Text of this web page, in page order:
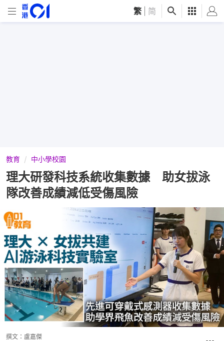
繁 简
教育 中小學校園
理大研發科技系統收集數據 助女拔泳
隊改善成績減低受傷風險
撰文： 盧嘉傑